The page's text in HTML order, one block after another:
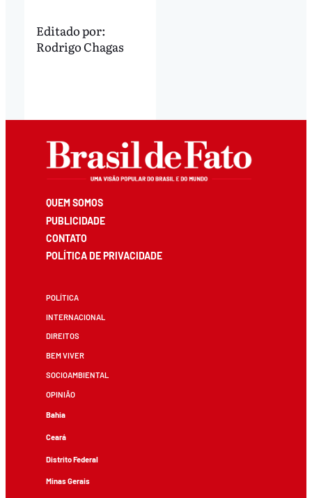
Editado por:
Rodrigo Chagas
QUEM SOMOS
PUBLICIDADE
CONTATO
POLÍTICA DE PRIVACIDADE
POLÍTICA
INTERNACIONAL
DIREITOS
BEM VIVER
SOCIOAMBIENTAL
OPINIÃO
Bahia
Ceará
Distrito Federal
Minas Gerais